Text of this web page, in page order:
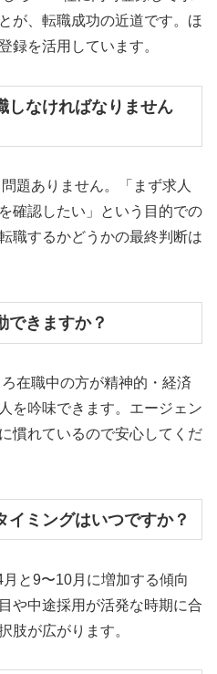
が、転職成功の近道です。ほ
録を活用しています。
しなければなりません
題ありません。「まず求人
確認したい」という目的での
職するかどうかの最終判断は
できますか？
在職中の方が精神的・経済
を吟味できます。エージェン
慣れているので安心してくだ
イミングはいつですか？
と9〜10月に増加する傾向
や中途採用が活発な時期に合
肢が広がります。